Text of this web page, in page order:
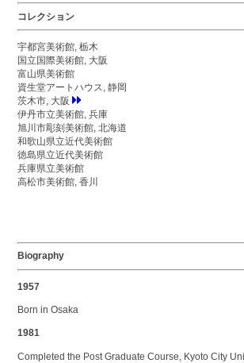
コレクション
宇都宮美術館, 栃木
国立国際美術館, 大阪
富山県美術館
資生堂アートハウス, 静岡
茨木市, 大阪
伊丹市立美術館, 兵庫
旭川市彫刻美術館, 北海道
和歌山県立近代美術館
徳島県立近代美術館
兵庫県立美術館
高松市美術館, 香川
Biography
1957
Born in Osaka
1981
Completed the Post Graduate Course, Kyoto City